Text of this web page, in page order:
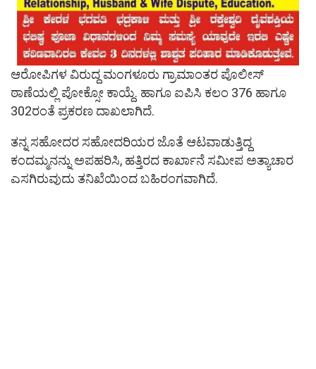
ಆರೋಪಿಗಳ ವಿರುದ್ದ ಮಂಗಳೂರು ಗ್ರಾಮಾಂತರ ಪೊಲೀಸ್
ಠಾಣೆಯಲ್ಲಿ ಪೋಕ್ಸೋ ಕಾಯ್ದೆ. ಹಾಗೂ ಐಪಿಸಿ ಕಲಂ 376 ಹಾಗೂ
302ರಂತೆ ಪ್ರಕರಣ ದಾಖಲಾಗಿದೆ.
ತನ್ನ ಸಹೋದರ ಸಹೋದರಿಯರ ಜೊತೆ ಆಟವಾಡುತ್ತಿದ್ದ
ಕಂದಮ್ಮನನ್ನು ಅಪಹರಿಸಿ, ಹತ್ತಿರದ ಕಾರ್ಖಾನೆ ಸಮೀಪ ಅತ್ಯಾಚಾರ
ಎಸಗಿರುವುದು ತನಿಖೆಯಿಂದ ಬಹಿರಂಗವಾಗಿದೆ.